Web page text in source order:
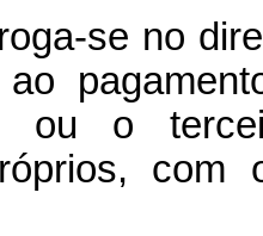
se no
ao
ou o